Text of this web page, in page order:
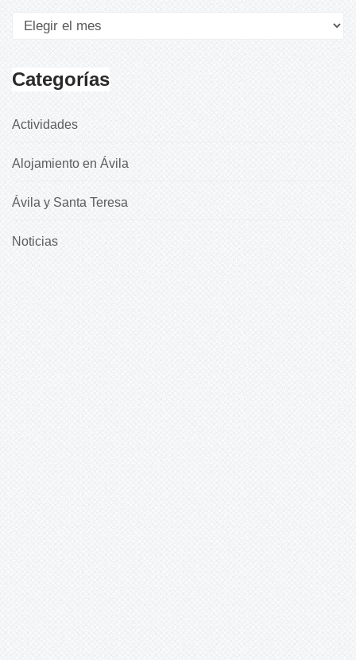
Categorías
Actividades
Alojamiento en Ávila
Ávila y Santa Teresa
Noticias